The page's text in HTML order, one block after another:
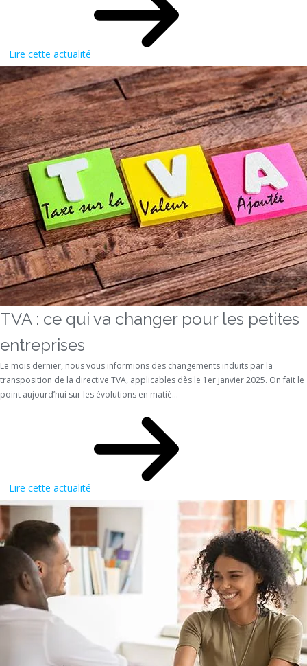
Lire cette actualité
TVA : ce qui va changer pour les petites
entreprises
Le mois dernier, nous vous informions des changements induits par la
transposition de la directive TVA, applicables dès le 1er janvier 2025. On fait le
point aujourd’hui sur les évolutions en matiè...
Lire cette actualité